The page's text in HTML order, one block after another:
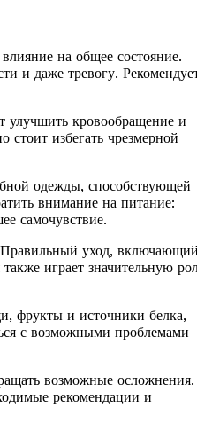
на общее состояние.
и даже тревогу.
улучшить кровообращение и
стоит избегать чрезмерной
одежды, способствующей
внимание на питание:
самочувствие.
уход,
играет значительную
фрукты и источники белка,
с возможными проблемами
возможные осложнения.
рекомендации и